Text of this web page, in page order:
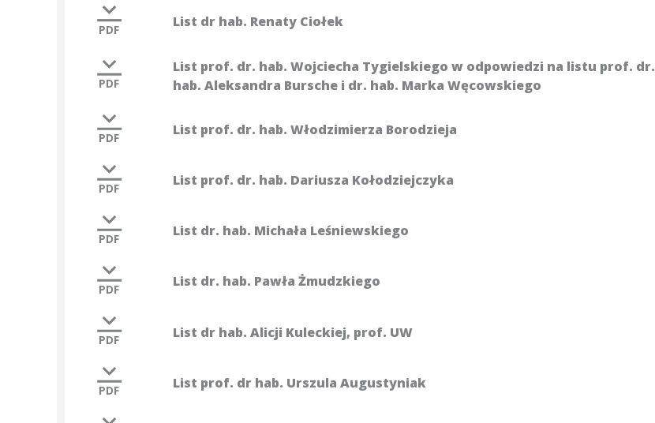
PDF List dr hab. Renaty Ciołek
PDF
List prof. dr. hab. Wojciecha Tygielskiego w odpowiedzi na listu prof. dr.
hab. Aleksandra Bursche i dr. hab. Marka Węcowskiego
PDF List prof. dr. hab. Włodzimierza Borodzieja
PDF List prof. dr. hab. Dariusza Kołodziejczyka
PDF List dr. hab. Michała Leśniewskiego
PDF List dr. hab. Pawła Żmudzkiego
PDF List dr hab. Alicji Kuleckiej, prof. UW
PDF List prof. dr hab. Urszula Augustyniak